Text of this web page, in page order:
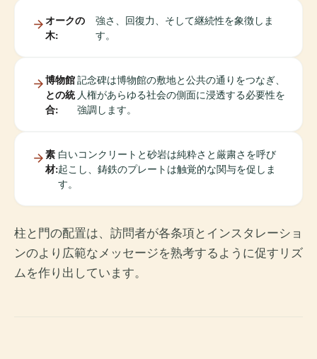
オークの
木:
強さ、回復力、そして継続性を象徴しま
す。
博物館
との統
合:
記念碑は博物館の敷地と公共の通りをつなぎ、
人権があらゆる社会の側面に浸透する必要性を
強調します。
素
材:
白いコンクリートと砂岩は純粋さと厳粛さを呼び
起こし、鋳鉄のプレートは触覚的な関与を促しま
す。
柱と門の配置は、訪問者が各条項とインスタレーショ
ンのより広範なメッセージを熟考するように促すリズ
ムを作り出しています。